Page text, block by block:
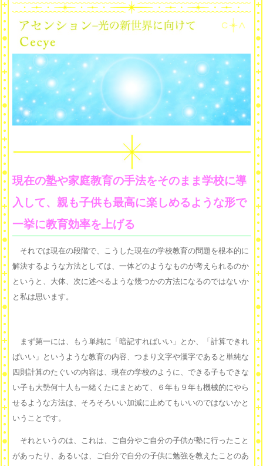
現在の塾や家庭教育の手法をそのまま学校に導
入して、親も子供も最高に楽しめるような形で
一挙に教育効率を上げる
それでは現在の段階で、こうした現在の学校教育の問題を根本的に
解決するような方法としては、一体どのようなものが考えられるのか
というと、大体、次に述べるような幾つかの方法になるのではないか
と私は思います。
まず第一には、もう単純に「暗記すればいい」とか、「計算できれ
ばいい」というような教育の内容、つまり文字や漢字であると単純な
四則計算のたぐいの内容は、現在の学校のように、できる子もできな
い子も大勢何十人も一緒くたにまとめて、６年も９年も機械的にやら
せるような方法は、そろそろいい加減に止めてもいいのではないかと
いうことです。
それというのは、これは、ご自分やご自分の子供が塾に行ったこと
があったり、あるいは、ご自分で自分の子供に勉強を教えたことのあ